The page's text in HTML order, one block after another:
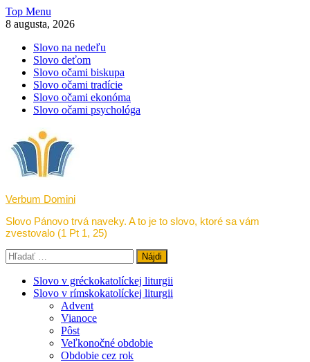
Skip
to
Top Menu
8 augusta, 2026
Slovo na nedeľu
Slovo deťom
Slovo očami biskupa
Slovo očami tradície
Slovo očami ekonóma
Slovo očami psychológa
Verbum Domini
Slovo Pánovo trvá naveky. A to je to slovo, ktoré sa vám
zvestovalo (1 Pt 1, 25)
Hľadať:
Slovo v gréckokatolíckej liturgii
Slovo v rímskokatolíckej liturgii
Advent
Vianoce
Pôst
Veľkonočné obdobie
Obdobie cez rok